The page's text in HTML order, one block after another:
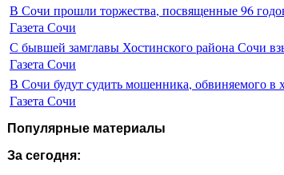
В Сочи прошли торжества, посвященные 96
Газета Сочи
С бывшей замглавы Хостинского района Сочи
Газета Сочи
В Сочи будут судить мошенника, обвиняемого в
Газета Сочи
Популярные материалы
За сегодня: